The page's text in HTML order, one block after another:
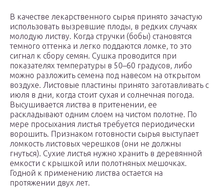
В качестве лекарственного сырья принято зачастую
использовать вызревшие плоды, в редких случаях
молодую листву. Когда стручки (бобы) становятся
темного оттенка и легко поддаются ломке, то это
сигнал к сбору семян. Сушка проводится при
показателях температуры в 50–60 градусов, либо
можно разложить семена под навесом на открытом
воздухе. Листовые пластины принято заготавливать с
июля в дни, когда стоит сухая и солнечная погода.
Высушивается листва в притенении, ее
раскладывают одним слоем на чистом полотне. По
мере просыхания листья требуется периодически
ворошить. Признаком готовности сырья выступает
ломкость листовых черешков (они не должны
гнуться). Сухие листья нужно хранить в деревянной
емкости с крышкой или полотняных мешочках.
Годной к применению листва остается на
протяжении двух лет.